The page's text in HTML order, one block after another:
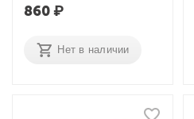
860₽
Нет в наличии